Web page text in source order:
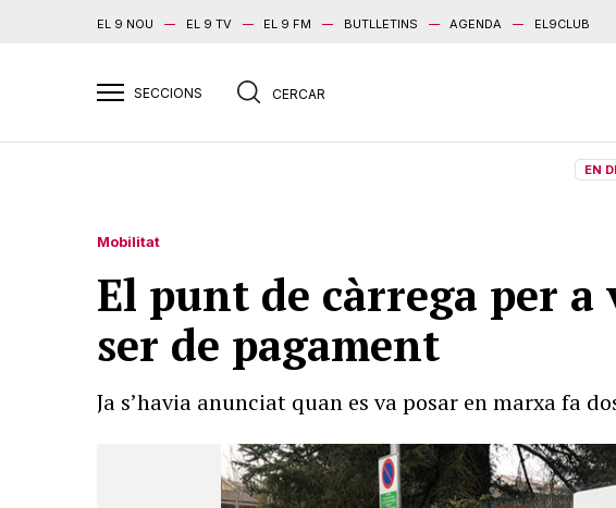
EL 9 NOU EL 9 TV EL 9 FM BUTLLETINS AGENDA EL9CLUB
EN
Mobilitat
El punt de càrrega per a
ser de pagament
Ja s’havia anunciat quan es va posar en marxa fa